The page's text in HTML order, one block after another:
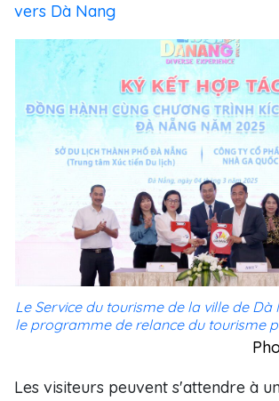
vers Dà Nang
Le Service du tourisme de la ville de Dà
le programme de relance du tourisme
Les visiteurs peuvent s'attendre à